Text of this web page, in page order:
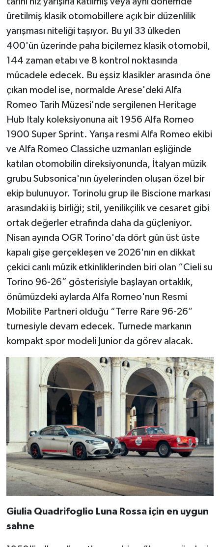
üretilmiş klasik otomobillere açık bir düzenlilik
yarışması niteliği taşıyor. Bu yıl 33 ülkeden
400'ün üzerinde paha biçilemez klasik otomobil,
144 zaman etabı ve 8 kontrol noktasında
mücadele edecek. Bu eşsiz klasikler arasında öne
çıkan model ise, normalde Arese'deki Alfa
Romeo Tarih Müzesi'nde sergilenen Heritage
Hub Italy koleksiyonuna ait 1956 Alfa Romeo
1900 Super Sprint. Yarışa resmi Alfa Romeo ekibi
ve Alfa Romeo Classiche uzmanları eşliğinde
katılan otomobilin direksiyonunda, İtalyan müzik
grubu Subsonica'nın üyelerinden oluşan özel bir
ekip bulunuyor. Torinolu grup ile Biscione markası
arasındaki iş birliği; stil, yenilikçilik ve cesaret gibi
ortak değerler etrafında daha da güçleniyor.
Nisan ayında OGR Torino'da dört gün üst üste
kapalı gişe gerçekleşen ve 2026'nın en dikkat
çekici canlı müzik etkinliklerinden biri olan “Cieli su
Torino 96-26” gösterisiyle başlayan ortaklık,
önümüzdeki aylarda Alfa Romeo'nun Resmi
Mobilite Partneri olduğu “Terre Rare 96-26”
turnesiyle devam edecek. Turnede markanın
kompakt spor modeli Junior da görev alacak.
Giulia Quadrifoglio Luna Rossa için en uygun
sahne